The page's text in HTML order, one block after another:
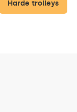
Harde trolleys